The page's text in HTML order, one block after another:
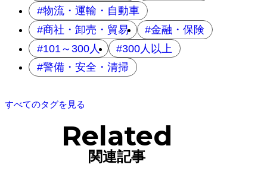
物流・運輸・自動車
商社・卸売・貿易
金融・保険
101～300人
300人以上
警備・安全・清掃
すべてのタグを見る
Related
関連記事